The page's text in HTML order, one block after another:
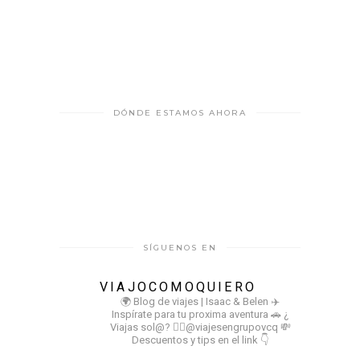
DÓNDE ESTAMOS AHORA
SÍGUENOS EN
VIAJOCOMOQUIERO
🌍 Blog de viajes | Isaac & Belen ✈️
Inspírate para tu proxima aventura 🚗 ¿
Viajas sol@? 👉🏻@viajesengrupovcq 💸
Descuentos y tips en el link 👇